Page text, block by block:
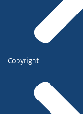
Copyright